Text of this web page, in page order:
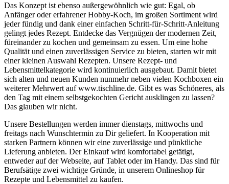
Das Konzept ist ebenso außergewöhnlich wie gut: Egal, ob
Anfänger oder erfahrener Hobby-Koch, im großen Sortiment wird
jeder fündig und dank einer einfachen Schritt-für-Schritt-Anleitung
gelingt jedes Rezept. Entdecke das Vergnügen der modernen Zeit,
füreinander zu kochen und gemeinsam zu essen. Um eine hohe
Qualität und einen zuverlässigen Service zu bieten, starten wir mit
einer kleinen Auswahl Rezepten. Unsere Rezept- und
Lebensmittelkategorie wird kontinuierlich ausgebaut. Damit bietet
sich alten und neuen Kunden nunmehr neben vielen Kochboxen ein
weiterer Mehrwert auf www.tischline.de. Gibt es was Schöneres, als
den Tag mit einem selbstgekochten Gericht ausklingen zu lassen?
Das glauben wir nicht.
Unsere Bestellungen werden immer dienstags, mittwochs und
freitags nach Wunschtermin zu Dir geliefert. In Kooperation mit
starken Partnern können wir eine zuverlässige und pünktliche
Lieferung anbieten. Der Einkauf wird komfortabel getätigt,
entweder auf der Webseite, auf Tablet oder im Handy. Das sind für
Berufsätige zwei wichtige Gründe, in unserem Onlineshop für
Rezepte und Lebensmittel zu kaufen.